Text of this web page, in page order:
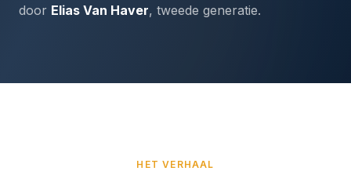
door Elias Van Haver, tweede generatie.
HET VERHAAL